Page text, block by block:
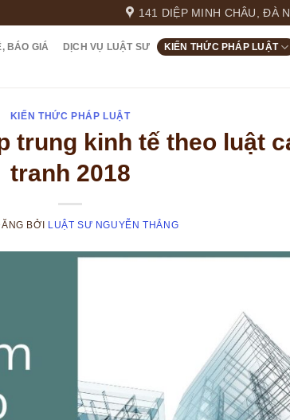
141 DIỆP MINH CHÂU, ĐÀ
BÁO GIÁ DỊCH VỤ LUẬT SƯ KIẾN THỨC PHÁP LUẬT
KIẾN THỨC PHÁP LUẬT
trung kinh tế theo luật
tranh 2018
BỞI LUẬT SƯ NGUYỄN THẮNG